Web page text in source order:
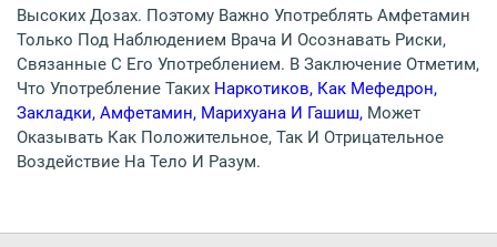
Высоких Дозах. Поэтому Важно Употреблять Амфетамин
Только Под Наблюдением Врача И Осознавать Риски,
Связанные С Его Употреблением. В Заключение Отметим,
Что Употребление Таких Наркотиков, Как Мефедрон,
Закладки, Амфетамин, Марихуана И Гашиш, Может
Оказывать Как Положительное, Так И Отрицательное
Воздействие На Тело И Разум.